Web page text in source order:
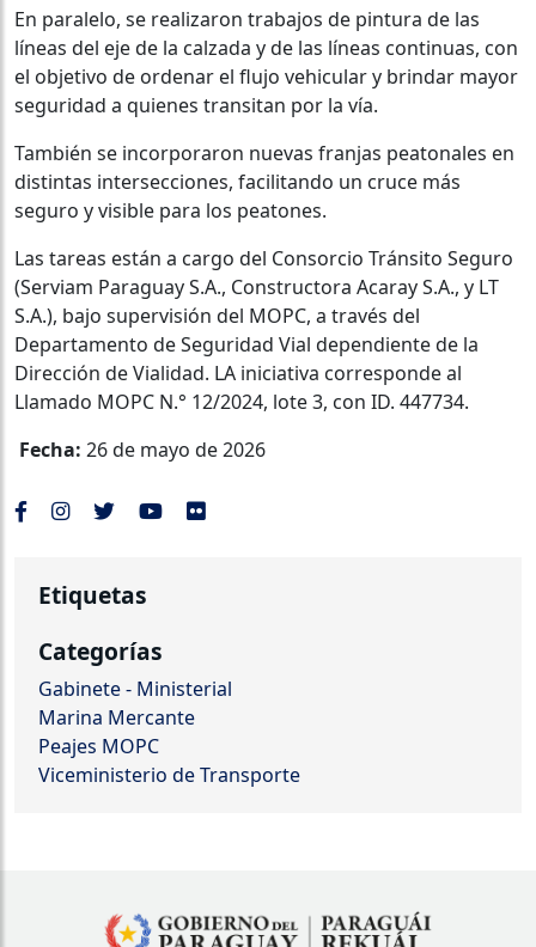
En paralelo, se realizaron trabajos de pintura de las
líneas del eje de la calzada y de las líneas continuas, con
el objetivo de ordenar el flujo vehicular y brindar mayor
seguridad a quienes transitan por la vía.
También se incorporaron nuevas franjas peatonales en
distintas intersecciones, facilitando un cruce más
seguro y visible para los peatones.
Las tareas están a cargo del Consorcio Tránsito Seguro
(Serviam Paraguay S.A., Constructora Acaray S.A., y LT
S.A.), bajo supervisión del MOPC, a través del
Departamento de Seguridad Vial dependiente de la
Dirección de Vialidad. LA iniciativa corresponde al
Llamado MOPC N.° 12/2024, lote 3, con ID. 447734.
Fecha: 26 de mayo de 2026
Etiquetas
Categorías
Gabinete - Ministerial
Marina Mercante
Peajes MOPC
Viceministerio de Transporte